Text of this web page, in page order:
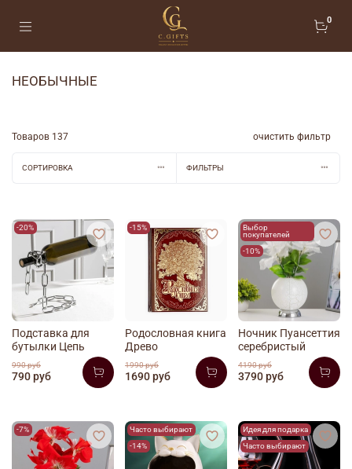
0
НЕОБЫЧНЫЕ
Товаров 137 очистить фильтр
СОРТИРОВКА ФИЛЬТРЫ
-20%
Подставка для
бутылки Цепь
990 руб
790 руб
-15%
Родословная книга
Древо
1990 руб
1690 руб
Выбор
покупателей
-10%
Ночник Пуансеттия
серебристый
4190 руб
3790 руб
-7%
Часто выбирают
-14%
Идея для подарка
Часто выбирают